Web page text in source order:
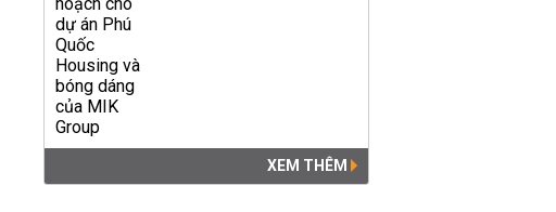
XEM THÊM